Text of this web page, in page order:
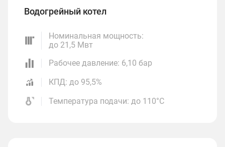
Водогрейный котел
Номинальная мощность:
до 21,5 Мвт
Рабочее давление: 6,10 бар
КПД: до 95,5%
Температура подачи: до 110°С